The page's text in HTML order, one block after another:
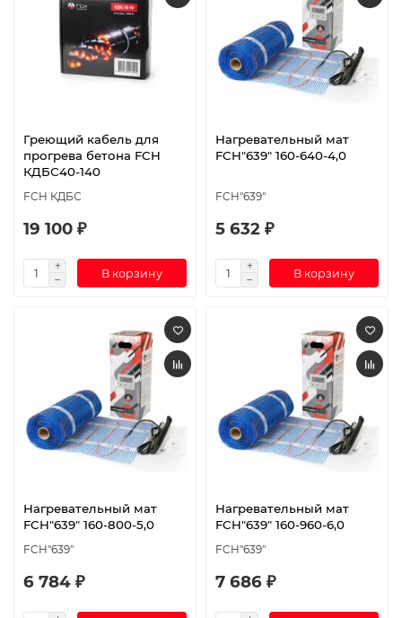
Греющий кабель для
прогрева бетона FCH
КДБС40-140
FCH КДБС
19 100 ₽
В корзину
Нагревательный мат
FCH"639" 160-640-4,0
FCH"639"
5 632 ₽
В корзину
Нагревательный мат
FCH"639" 160-800-5,0
FCH"639"
6 784 ₽
Нагревательный мат
FCH"639" 160-960-6,0
FCH"639"
7 686 ₽